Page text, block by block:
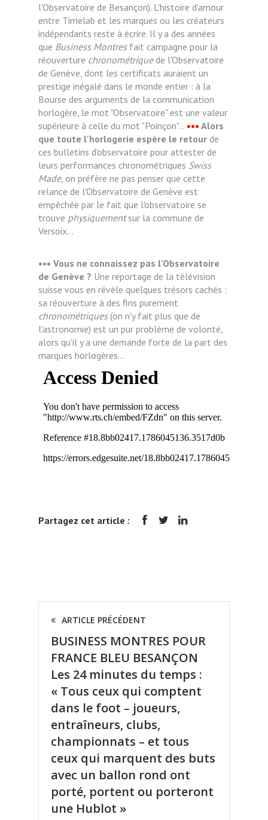
l'Observatoire de Besançon). L'histoire d'amour
entre Timelab et les marques ou les créateurs
indépendants reste à écrire. Il y a des années
que Business Montresfait campagne pour la
réouverture chronométriquede l'Observatoire
de Genève, dont les certificats auraient un
prestige inégalé dans le monde entier : à la
Bourse des arguments de la communication
horlogère, le mot "Observatoire" est une valeur
supérieure à celle du mot "Poinçon"... ••• Alors
que toute l'horlogerie espère le retour de
ces bulletins d'observatoire pour attester de
leurs performances chronométriques Swiss
Made, on préfère ne pas penser que cette
relance de l'Observatoire de Genève est
empêchée par le fait que l'observatoire se
trouve physiquementsur la commune de
Versoix...
••• Vous ne connaissez pas l'Observatoire
de Genève ? Une reportage de la télévision
suisse vous en révèle quelques trésors cachés :
sa réouverture à des fins purement
chronométriques(on n'y fait plus que de
l'astronomie) est un pur problème de volonté,
alors qu'il y a une demande forte de la part des
marques horlogères...
Partagez cet article :
ARTICLE PRÉCÉDENT
BUSINESS MONTRES POUR
FRANCE BLEU BESANÇON
Les 24 minutes du temps :
« Tous ceux qui comptent
dans le foot – joueurs,
entraîneurs, clubs,
championnats – et tous
ceux qui marquent des buts
avec un ballon rond ont
porté, portent ou porteront
une Hublot »